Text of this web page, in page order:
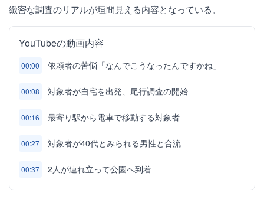
緻密な調査のリアルが垣間見える内容となっている。
YouTubeの動画内容
00:00 依頼者の苦悩「なんでこうなったんですかね」
00:08 対象者が自宅を出発、尾行調査の開始
00:16 最寄り駅から電車で移動する対象者
00:27 対象者が40代とみられる男性と合流
00:37 2人が連れ立って公園へ到着